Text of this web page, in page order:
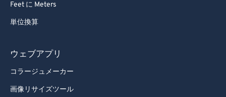
Feet に Meters
単位換算
ウェブアプリ
コラージュメーカー
画像リサイズツール